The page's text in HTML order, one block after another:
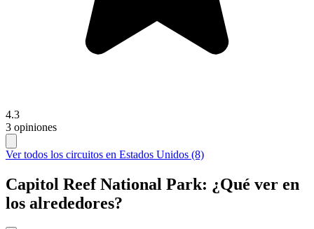
4.3
3 opiniones
Ver todos los circuitos en Estados Unidos (8)
Capitol Reef National Park: ¿Qué ver en
los alrededores?